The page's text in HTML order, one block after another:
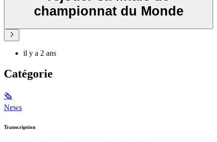
championnat du Monde
il y a 2 ans
Catégorie
🗞
News
Transcription